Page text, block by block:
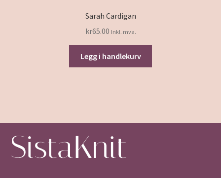
Sarah Cardigan
kr65.00 Inkl. mva.
Legg i handlekurv